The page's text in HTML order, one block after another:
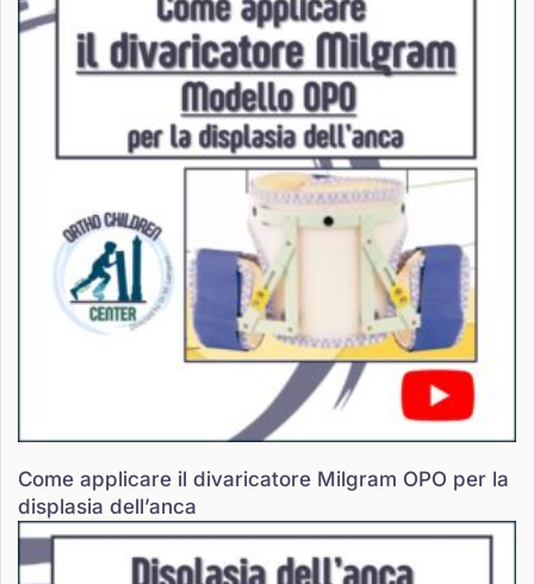
Come applicare il divaricatore Milgram OPO per la
displasia dell’anca